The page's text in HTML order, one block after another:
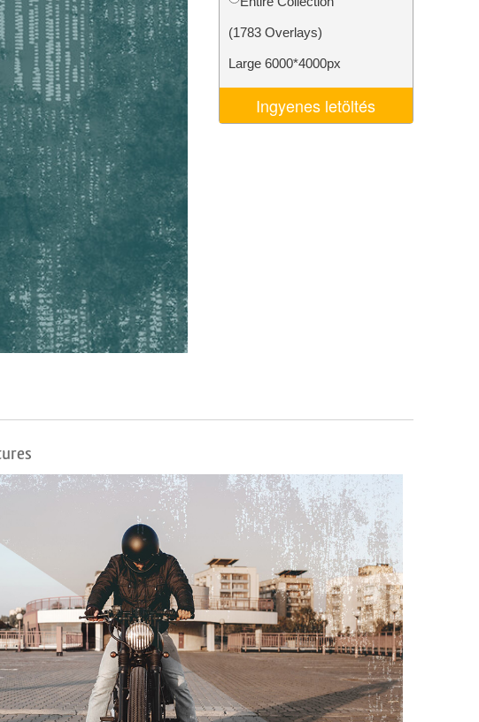
Képzési Adatok Video Editing Services
(1783 Overlays)
Large 6000*4000px
Ingyenes letöltés